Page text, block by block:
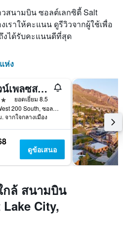
สนามบิน ซอลต์เลกซิตี้ Salt
เราให้คะแนน ดูรีวิวจากผู้ใช้เพื่อ
งได้รับคะแนนดีที่สุด
ห่ง
ทาวน์เพลซสวีท บายแมริออท ซอลท์เลคซิตี้ ดาวน์ทาวน์
ยอดเยี่ยม 8.5
135 West 200 South, ซอลต์เลกซิตี้, UT, สหรัฐอเมริกา
จากใจกลางเมือง
ดูข้อเสนอ
กล้ สนามบิน
City,